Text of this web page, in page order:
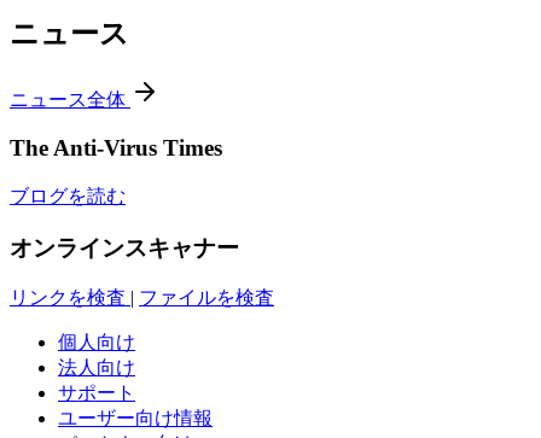
ニュース
ニュース全体
The Anti-Virus Times
ブログを読む
オンラインスキャナー
リンクを検査 | ファイルを検査
個人向け
法人向け
サポート
ユーザー向け情報